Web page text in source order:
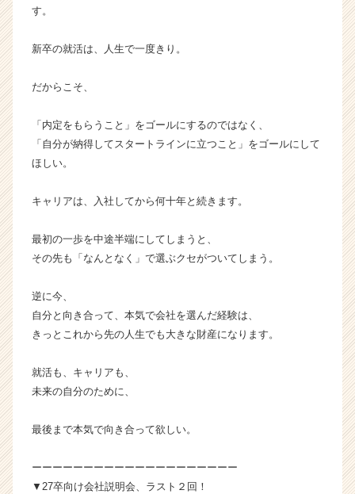
す。
新卒の就活は、人生で一度きり。
だからこそ、
「内定をもらうこと」をゴールにするのではなく、
「自分が納得してスタートラインに立つこと」をゴールにして
ほしい。
キャリアは、入社してから何十年と続きます。
最初の一歩を中途半端にしてしまうと、
その先も「なんとなく」で選ぶクセがついてしまう。
逆に今、
自分と向き合って、本気で会社を選んだ経験は、
きっとこれから先の人生でも大きな財産になります。
就活も、キャリアも、
未来の自分のために、
最後まで本気で向き合って欲しい。
ーーーーーーーーーーーーーーーーーーーー
▼27卒向け会社説明会、ラスト２回！